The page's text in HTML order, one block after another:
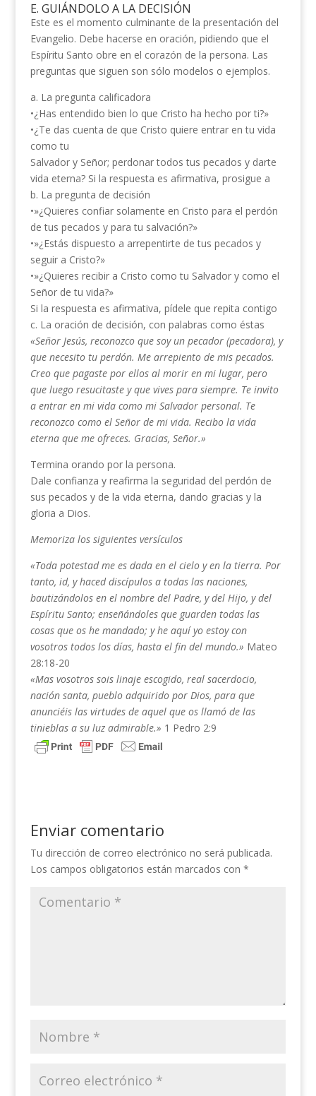
E. GUIÁNDOLO A LA DECISIÓN
Este es el momento culminante de la presentación del
Evangelio. Debe hacerse en oración, pidiendo que el
Espíritu Santo obre en el corazón de la persona. Las
preguntas que siguen son sólo modelos o ejemplos.
a. La pregunta calificadora
•¿Has entendido bien lo que Cristo ha hecho por ti?»
•¿Te das cuenta de que Cristo quiere entrar en tu vida
como tu
Salvador y Señor; perdonar todos tus pecados y darte
vida eterna? Si la respuesta es afirmativa, prosigue a
b. La pregunta de decisión
•»¿Quieres confiar solamente en Cristo para el perdón
de tus pecados y para tu salvación?»
•»¿Estás dispuesto a arrepentirte de tus pecados y
seguir a Cristo?»
•»¿Quieres recibir a Cristo como tu Salvador y como el
Señor de tu vida?»
Si la respuesta es afirmativa, pídele que repita contigo
c. La oración de decisión, con palabras como éstas
«Señor Jesús, reconozco que soy un pecador (pecadora), y
que necesito tu perdón. Me arrepiento de mis pecados.
Creo que pagaste por ellos al morir en mi lugar, pero
que luego resucitaste y que vives para siempre. Te invito
a entrar en mi vida como mi Salvador personal. Te
reconozco como el Señor de mi vida. Recibo la vida
eterna que me ofreces. Gracias, Señor.»
Termina orando por la persona.
Dale confianza y reafirma la seguridad del perdón de
sus pecados y de la vida eterna, dando gracias y la
gloria a Dios.
Memoriza los siguientes versículos
«Toda potestad me es dada en el cielo y en la tierra. Por
tanto, id, y haced discípulos a todas las naciones,
bautizándolos en el nombre del Padre, y del Hijo, y del
Espíritu Santo; enseñándoles que guarden todas las
cosas que os he mandado; y he aquí yo estoy con
vosotros todos los días, hasta el fin del mundo.» Mateo
28:18-20
«Mas vosotros sois linaje escogido, real sacerdocio,
nación santa, pueblo adquirido por Dios, para que
anunciéis las virtudes de aquel que os llamó de las
tinieblas a su luz admirable.» 1 Pedro 2:9
Enviar comentario
Tu dirección de correo electrónico no será publicada.
Los campos obligatorios están marcados con *